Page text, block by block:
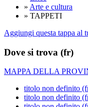
» Arte e cultura
» TAPPETI
Aggiungi questa tappa al
Dove si trova (fr)
MAPPA DELLA
titolo non definito
titolo non definito